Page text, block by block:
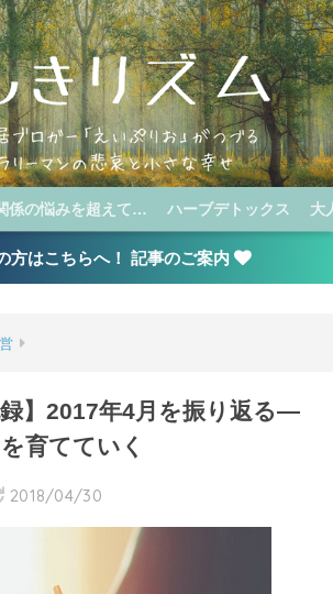
係の悩みを超えて… ハーブデトックス 大
方はこちらへ！ 記事のご案内
録】2017年4月を振り返る―
育てていく
2018/04/30